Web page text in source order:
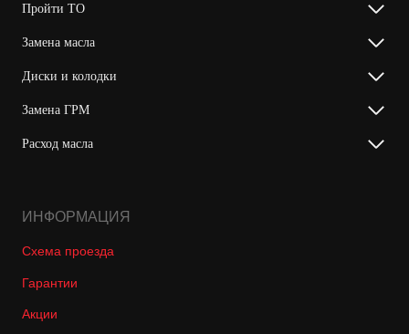
Пройти ТО
Замена масла
Диски и колодки
Замена ГРМ
Расход масла
ИНФОРМАЦИЯ
Схема проезда
Гарантии
Акции